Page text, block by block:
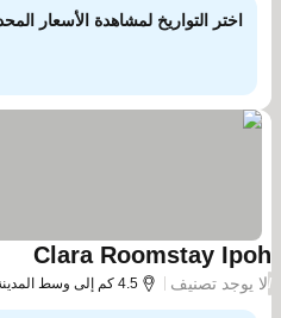
اختر التواريخ لمشاهدة الأسعار
Clara Roomstay Ipoh
/لا يوجد تصنيف 4.5 كم إلى وسط المدينة